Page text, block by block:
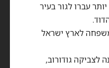
עברו לגור בעיר
המשפחה לארץ ישראל
לצביקה גודורוב,